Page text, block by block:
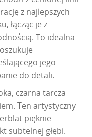
z najlepszych
łącząc je z
To idealna
jego
do detali.
czarna tarcza
Ten artystyczny
pięknie
subtelnej głębi.